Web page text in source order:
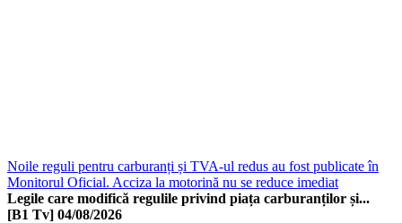
Noile reguli pentru carburanți și TVA-ul redus au fost publicate în
Monitorul Oficial. Acciza la motorină nu se reduce imediat
Legile care modifică regulile privind piața carburanților și...
[B1 Tv] 04/08/2026